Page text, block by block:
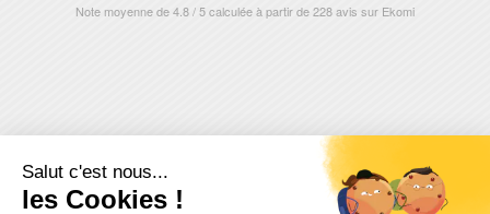
Note moyenne de4.8/5calculée à partir de228avis sur Ekomi